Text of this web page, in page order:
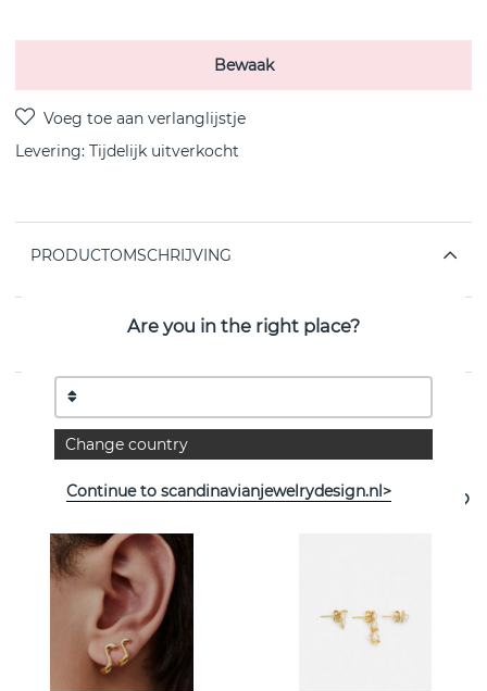
Bewaak
Levering: Tijdelijk uitverkocht
PRODUCTOMSCHRIJVING
EIGENSCHAPPEN
Bekijk meer artikelen
Are you in the right place?
Change country
Continue to scandinavianjewelrydesign.nl>